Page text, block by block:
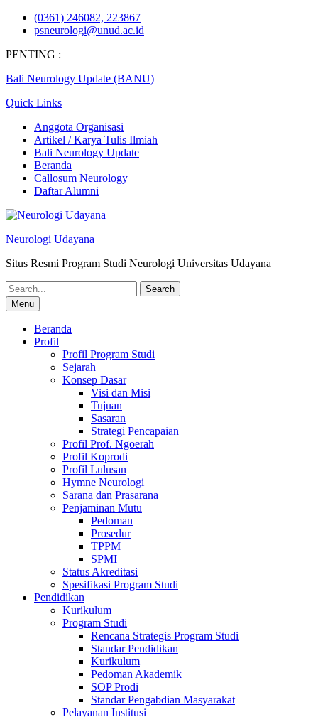
Skip
(0361) 246082, 223867
psneurologi@unud.ac.id
PENTING :
Bali Neurology Update (BANU)
Quick Links
Anggota Organisasi
Artikel / Karya Tulis Ilmiah
Bali Neurology Update
Beranda
Callosum Neurology
Daftar Alumni
Neurologi Udayana
Situs Resmi Program Studi Neurologi Universitas Udayana
Search
for:Menu
Beranda
Profil
Profil Program Studi
Sejarah
Konsep Dasar
Visi dan Misi
Tujuan
Sasaran
Strategi Pencapaian
Profil Prof. Ngoerah
Profil Koprodi
Profil Lulusan
Hymne Neurologi
Sarana dan Prasarana
Penjaminan Mutu
Pedoman
Prosedur
TPPM
SPMI
Status Akreditasi
Spesifikasi Program Studi
Pendidikan
Kurikulum
Program Studi
Rencana Strategis Program Studi
Standar Pendidikan
Kurikulum
Pedoman Akademik
SOP Prodi
Standar Pengabdian Masyarakat
Pelayanan Institusi